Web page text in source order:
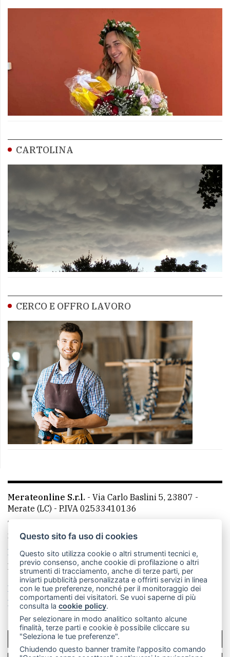
CARTOLINA
CERCO E OFFRO LAVORO
Merateonline S.r.l. - Via Carlo Baslini 5, 23807 -
Merate (LC) - P.IVA 02533410136
Telefono:
mail: redazione@merateonline.it
La redazione
CasateOnline LeccoOnline
RSS
Made by VIP
Privacy policy
Cookie policy
Rivedi le tue scelte sui cookie
SCRIVICI
Questo sito fa uso di cookies
Questo sito utilizza cookie o altri strumenti tecnici e,
previo consenso, anche cookie di profilazione o altri
strumenti di tracciamento, anche di terze parti, per
inviarti pubblicità personalizzata e offrirti servizi in linea
con le tue preferenze, nonché per il monitoraggio dei
comportamenti dei visitatori. Se vuoi saperne di più
consulta lacookie policy.
Per selezionare in modo analitico soltanto alcune
finalità, terze parti e cookie è possibile cliccare su
"Seleziona le tue preferenze".
Chiudendo questo banner tramite l'apposito comando